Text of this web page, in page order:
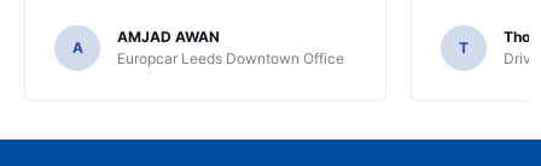
A
AMJAD AWAN
Europcar Leeds Downtown Office
T